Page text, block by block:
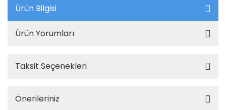
Ürün Bilgisi
Ürün Yorumları
Taksit Seçenekleri
Önerileriniz